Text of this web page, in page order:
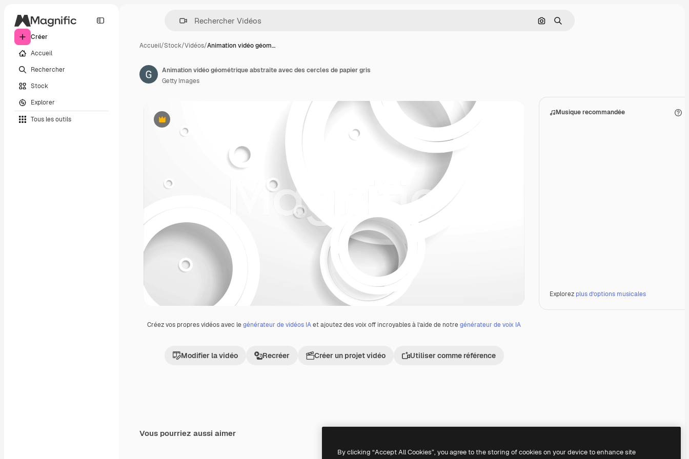
Créer
Accueil
Rechercher
Stock
Explorer
Tous les outils
Rechercher par image
Rechercher
Accueil/Stock/Vidéos/Animation vidéo géom…
Premium
Créez vos propres vidéos avec legénérateur de vidéos IAet ajoutez des voix off incroyables à l’aide de notregénérateur de voix IA
Modifier la vidéo Recréer Créer un projet vidéo Utiliser comme référence
Musique recommandée
Explorez plus d’options musicales
Animation vidéo géométrique abstraite avec des cercles de papier gris
Getty Images
Vous pourriez aussi aimer
By clicking “Accept All Cookies”, you agree to the storing of cookies on your device to enhance site